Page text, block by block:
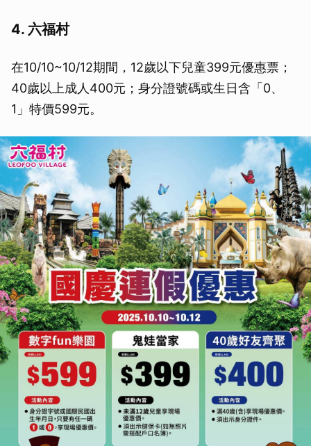
4. 六福村
在10/10~10/12期間，12歲以下兒童399元優惠票；
40歲以上成人400元；身分證號碼或生日含「0、
1」特價599元。